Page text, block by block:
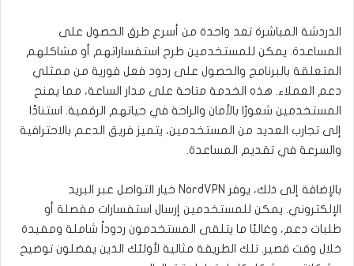
الدردشة المباشرة تعد واحدة من أسرع طرق الحصول على
المساعدة. يمكن للمستخدمين طرح استفساراتهم أو مشاكلهم
المتعلقة بالبرنامج والحصول على ردود فعل فورية من ممثلي
دعم العملاء. هذه الخدمة متاحة على مدار الساعة، مما يمنح
المستخدمين شعورًا بالأمان والراحة في حياتهم الرقمية. استنادًا
إلى تجارب العديد من المستخدمين، يتميز فريق الدعم بالاحترافية
والسرعة في تقديم المساعدة.
بالإضافة إلى ذلك، يوفر NordVPN خيار التواصل عبر البريد
الإلكتروني. يمكن للمستخدمين إرسال استفسارات مفصلة أو
طلبات دعم، وغالبًا ما يتلقى المستخدمون ردوداً شاملة ومفيدة
خلال وقت قصير. تلك الطريقة مثالية لأولئك الذين يفضلون توضيح